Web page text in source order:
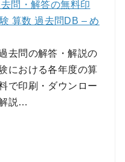
問・解答の無料印
算数 過去問DB – め
去問の解答・解説の
における各年度の算
で印刷・ダウンロー
説…